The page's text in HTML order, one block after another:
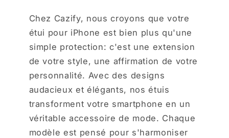
Chez Cazify, nous croyons que votre
étui pour iPhone est bien plus qu'une
simple protection: c'est une extension
de votre style, une affirmation de votre
personnalité. Avec des designs
audacieux et élégants, nos étuis
transforment votre smartphone en un
véritable accessoire de mode. Chaque
modèle est pensé pour s'harmoniser